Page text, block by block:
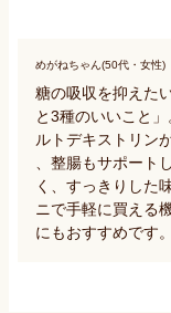
めがねちゃん(50代・女性)
糖の吸収を抑えた
と3種のいいこと
ルトデキストリン
、整腸もサポート
く、すっきりした
ニで手軽に買える
にもおすすめです。